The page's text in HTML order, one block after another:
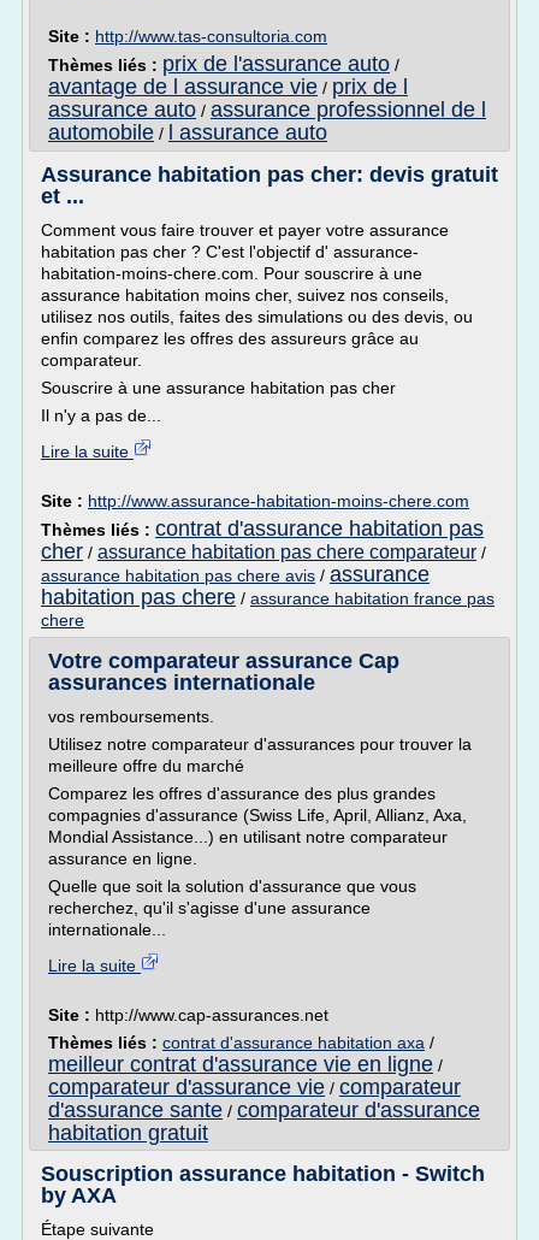
Site : http://www.tas-consultoria.com
Thèmes liés : prix de l'assurance auto /
avantage de l assurance vie / prix de l
assurance auto / assurance professionnel de l
automobile /
l assurance auto
Assurance habitation pas cher: devis gratuit
et ...
Comment vous faire trouver et payer votre assurance
habitation pas cher ? C'est l'objectif d' assurance-
habitation-moins-chere.com. Pour souscrire à une
assurance habitation moins cher, suivez nos conseils,
utilisez nos outils, faites des simulations ou des devis, ou
enfin comparez les offres des assureurs grâce au
comparateur.
Souscrire à une assurance habitation pas cher
Il n'y a pas de...
Lire la suite
Site : http://www.assurance-habitation-moins-chere.com
Thèmes liés : contrat d'assurance habitation pas
cher / assurance habitation pas chere comparateur /
assurance habitation pas chere avis / assurance
habitation pas chere / assurance habitation france pas
chere
Votre comparateur assurance Cap
assurances internationale
vos remboursements.
Utilisez notre comparateur d'assurances pour trouver la
meilleure offre du marché
Comparez les offres d'assurance des plus grandes
compagnies d'assurance (Swiss Life, April, Allianz, Axa,
Mondial Assistance...) en utilisant notre comparateur
assurance en ligne.
Quelle que soit la solution d'assurance que vous
recherchez, qu'il s'agisse d'une assurance
internationale...
Lire la suite
Site : http://www.cap-assurances.net
Thèmes liés : contrat d'assurance habitation axa /
meilleur contrat d'assurance vie en ligne /
comparateur d'assurance vie / comparateur
d'assurance sante / comparateur d'assurance
habitation gratuit
Souscription assurance habitation - Switch
by AXA
Étape suivante